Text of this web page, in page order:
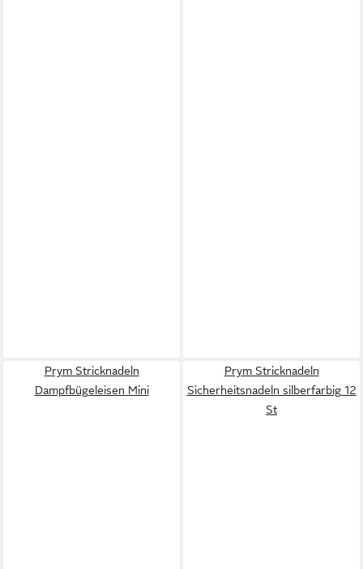
Prym Stricknadeln
Dampfbügeleisen Mini
Prym Stricknadeln
Sicherheitsnadeln silberfarbig 12
St